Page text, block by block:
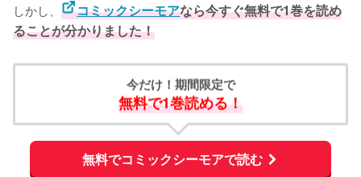
しかし、 コミックシーモアなら今すぐ無料で1巻を読め
ることが分かりました！
今だけ！期間限定で
無料で1巻読める！
無料でコミックシーモアで読む